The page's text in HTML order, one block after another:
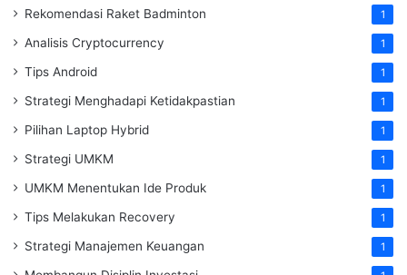
Rekomendasi Raket Badminton 1
Analisis Cryptocurrency 1
Tips Android 1
Strategi Menghadapi Ketidakpastian 1
Pilihan Laptop Hybrid 1
Strategi UMKM 1
UMKM Menentukan Ide Produk 1
Tips Melakukan Recovery 1
Strategi Manajemen Keuangan 1